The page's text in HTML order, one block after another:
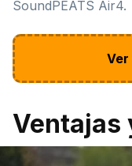
SoundPEATS Air4.
Ver
Ventajas